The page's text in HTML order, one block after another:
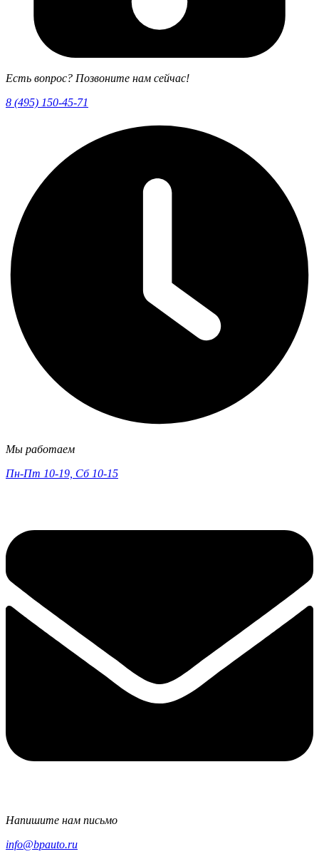
Есть вопрос? Позвоните нам сейчас!
8 (495) 150-45-71
Мы работаем
Пн-Пт 10-19, Сб 10-15
Напишите нам письмо
info@bpauto.ru